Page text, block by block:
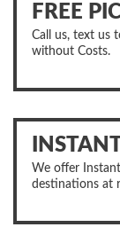
FREE
Call us, text us
without Costs.
We offer
destinations at